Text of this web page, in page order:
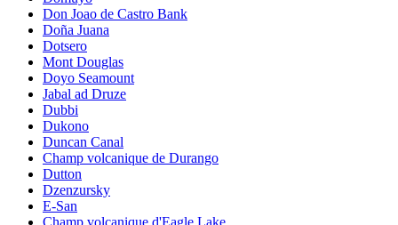
Don Joao de Castro Bank
Doña Juana
Dotsero
Mont Douglas
Doyo Seamount
Jabal ad Druze
Dubbi
Dukono
Duncan Canal
Champ volcanique de Durango
Dutton
Dzenzursky
E-San
Champ volcanique d'Eagle Lake